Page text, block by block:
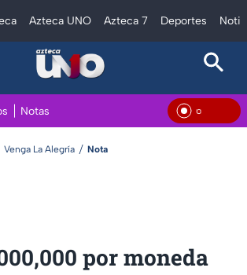
Azteca UNO Azteca 7 Deportes
Notas En
Venga La Alegría Nota
por moneda